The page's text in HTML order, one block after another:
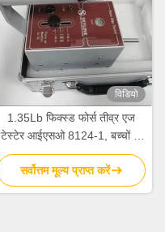
विडियो
1.35Lb फिक्स्ड फोर्स तीव्र एज
टेस्टेर आईएसओ 8124-1, बच्चों के
उत्पाद / खिलौने सुरक्षा टेस्ट उपकरण
सर्वोत्तम मूल्य प्राप्त करें